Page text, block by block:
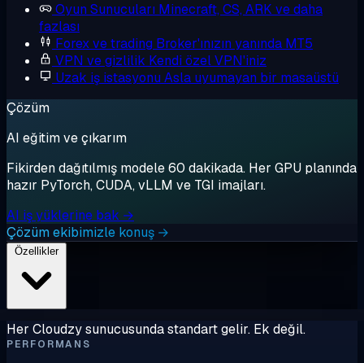
Oyun Sunucuları Minecraft, CS, ARK ve daha
fazlası
Forex ve trading Broker'ınızın yanında MT5
VPN ve gizlilik Kendi özel VPN'iniz
Uzak iş istasyonu Asla uyumayan bir masaüstü
Çözüm
AI eğitim ve çıkarım
Fikirden dağıtılmış modele 60 dakikada. Her GPU planında
hazır PyTorch, CUDA, vLLM ve TGI imajları.
AI iş yüklerine bak →
Çözüm ekibimizle konuş →
Özellikler
Her Cloudzy sunucusunda standart gelir. Ek değil.
PERFORMANS